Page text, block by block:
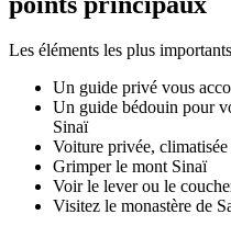
Les éléments les plus
Un guide privé vous
Un guide bédouin pour
Sinaï
Voiture privée, climatisée
Grimper le mont Sinaï
Voir le lever ou le
Visitez le monastère de